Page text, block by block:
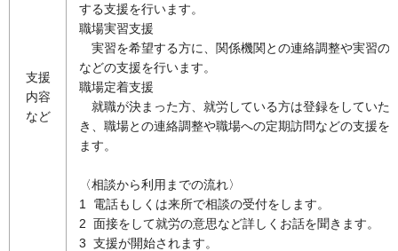
支援
内容
など
する支援を行います。
職場実習支援
実習を希望する方に、関係機関との連絡調整や実習の
などの支援を行います。
職場定着支援
就職が決まった方、就労している方は登録をしていた
き、職場との連絡調整や職場への定期訪問などの支援を
ます。
〈相談から利用までの流れ〉
1 電話もしくは来所で相談の受付をします。
2 面接をして就労の意思など詳しくお話を聞きます。
3 支援が開始されます。